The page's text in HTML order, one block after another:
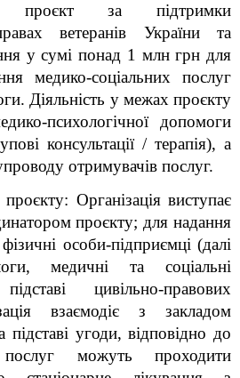
проєкт за підтримки
ветеранів України та
у сумі понад 1 млн грн для
медико-соціальних послуг
Діяльність у межах проєкту
психологічної допомоги
консультації / терапія), а
отримувачів послуг.
Організація виступає
проєкту; для надання
особи-підприємці (далі
медичні та соціальні
цивільно-правових
взаємодіє з закладом
угоди, відповідно до
можуть проходити